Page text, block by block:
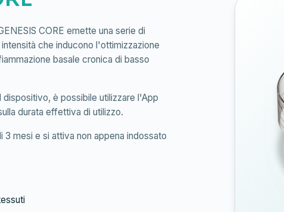
CORE emette una serie di
che inducono l'ottimizzazione
basale cronica di basso
è possibile utilizzare l'App
durata effettiva di utilizzo.
3 mesi e si attiva non appena indossato